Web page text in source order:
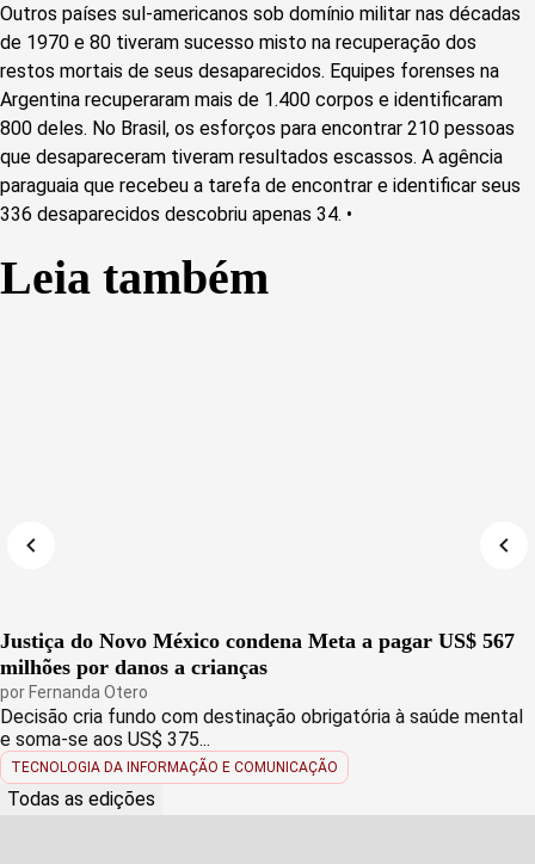
Outros países sul-americanos sob domínio militar nas décadas
de 1970 e 80 tiveram sucesso misto na recuperação dos
restos mortais de seus desaparecidos. Equipes forenses na
Argentina recuperaram mais de 1.400 corpos e identificaram
800 deles. No Brasil, os esforços para encontrar 210 pessoas
que desapareceram tiveram resultados escassos. A agência
paraguaia que recebeu a tarefa de encontrar e identificar seus
336 desaparecidos descobriu apenas 34. •
Leia também
Justiça do Novo México condena Meta a pagar US$ 567
milhões por danos a crianças
por Fernanda Otero
Decisão cria fundo com destinação obrigatória à saúde mental
e soma-se aos US$ 375...
TECNOLOGIA DA INFORMAÇÃO E COMUNICAÇÃO
Todas as edições